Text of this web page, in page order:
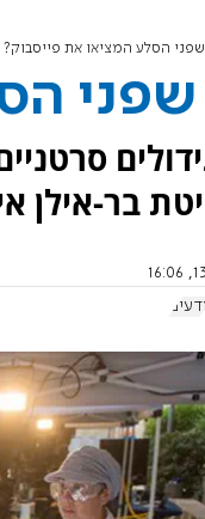
הסלע המציאו את פייסבוק?
אילן אירחה למעלה מ-